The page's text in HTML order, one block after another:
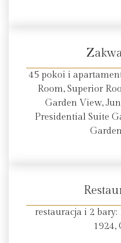
45 pokoi i
Room, Superior
Garden View,
Presidential Suite
restauracja i 2
1924,